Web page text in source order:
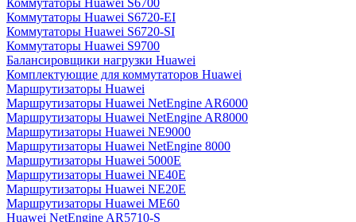
Коммутаторы Huawei S6700
Коммутаторы Huawei S6720-EI
Коммутаторы Huawei S6720-SI
Коммутаторы Huawei S9700
Балансировщики нагрузки Huawei
Комплектующие для коммутаторов Huawei
Маршрутизаторы Huawei
Маршрутизаторы Huawei NetEngine AR6000
Маршрутизаторы Huawei NetEngine AR8000
Маршрутизаторы Huawei NE9000
Маршрутизаторы Huawei NetEngine 8000
Маршрутизаторы Huawei 5000E
Маршрутизаторы Huawei NE40E
Маршрутизаторы Huawei NE20E
Маршрутизаторы Huawei ME60
Huawei NetEngine AR5710-S